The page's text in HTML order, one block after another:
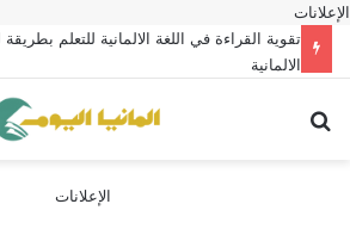
الإعلانات
تقوية القراءة في اللغة الالمانية للتعلم
الالمانية
الإعلانات